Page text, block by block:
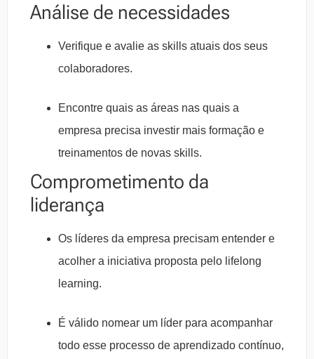
Análise de necessidades
Verifique e avalie as skills atuais dos seus
colaboradores.
Encontre quais as áreas nas quais a
empresa precisa investir mais formação e
treinamentos de novas skills.
Comprometimento da
liderança
Os líderes da empresa precisam entender e
acolher a iniciativa proposta pelo lifelong
learning.
É válido nomear um líder para acompanhar
todo esse processo de aprendizado contínuo,